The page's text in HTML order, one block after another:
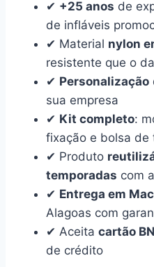
✔ +25 anos de
de infláveis
✔ Material nylon
resistente que o
✔ Personalização
sua empresa
✔ Kit completo:
fixação e bolsa de
✔ Produto
temporadas com
✔ Entrega em
Alagoas com
✔ Aceita cartão
de crédito